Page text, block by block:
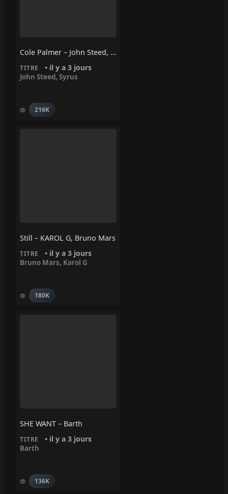
Cole Palmer – John Steed, Syrus
TITRE • il y a 3 jours
John Steed, Syrus
216K
Still – KAROL G, Bruno Mars
TITRE • il y a 3 jours
Bruno Mars, Karol G
180K
SHE WANT – Barth
TITRE • il y a 3 jours
Barth
136K